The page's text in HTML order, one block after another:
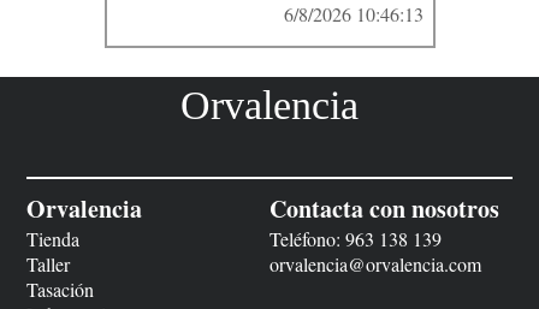
6/8/2026 10:46:13
Orvalencia
Orvalencia
Tienda
Taller
Tasación
Contacta con nosotros
Teléfono: 963 138 139
orvalencia@orvalencia.com